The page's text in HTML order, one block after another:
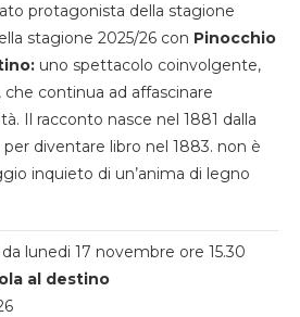
protagonista della stagione
stagione 2025/26 con Pinocchio
uno spettacolo coinvolgente,
continua ad affascinare
Il racconto nasce nel 1881 dalla
per diventare libro nel 1883. non è
inquieto di un’anima di legno
lunedi 17 novembre ore 15.30
al destino